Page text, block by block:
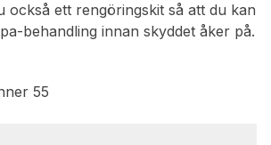
också ett rengöringskit så att du kan
behandling innan skyddet åker på.
55